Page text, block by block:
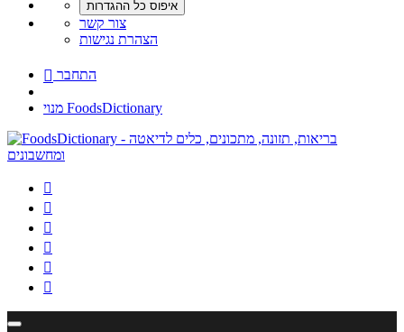
צור קשר
הצהרת נגישות
 התחבר
מנוי FoodsDictionary





